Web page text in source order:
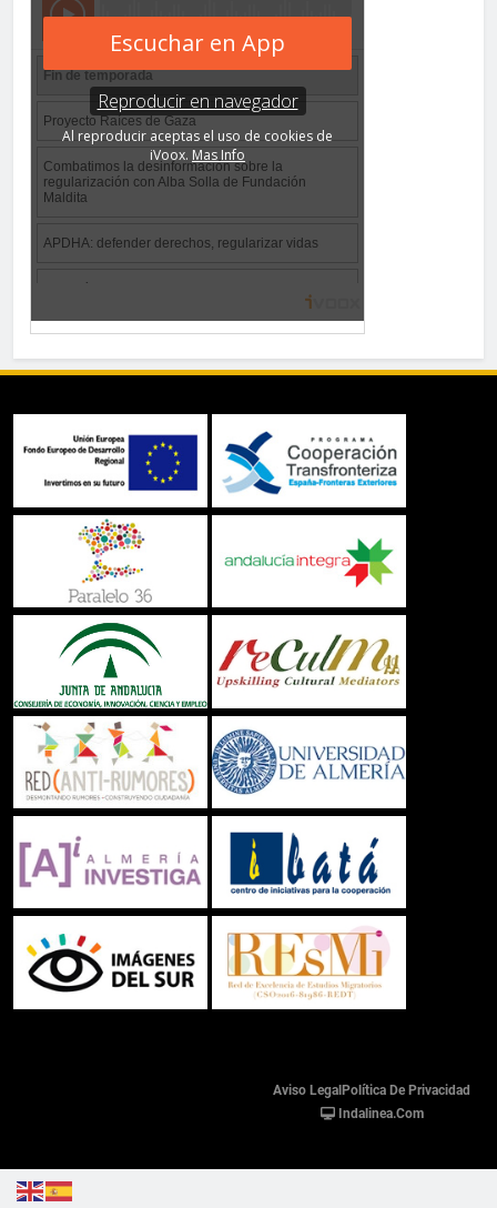
Aviso LegalPolítica De Privacidad
Indalinea.com